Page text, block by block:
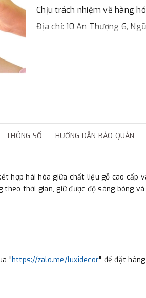
Chịu trách nhiệm về hàng
Địa chỉ: 10 An Thượng 6,
THÔNG SỐ HƯỚNG DẪN BẢO QUẢN
hợp hài hòa giữa chất liệu gỗ cao cấp
thời gian, giữ được độ sáng bóng và
"https://zalo.me/luxidecor" để đặt